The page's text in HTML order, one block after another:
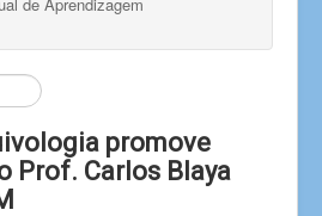
promove
Prof. Carlos Blaya